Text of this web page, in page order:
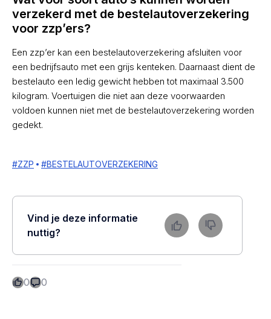
verzekerd met de bestelautoverzekering
voor zzp’ers?
Een zzp’er kan een bestelautoverzekering afsluiten voor
een bedrijfsauto met een grijs kenteken. Daarnaast dient de
bestelauto een ledig gewicht hebben tot maximaal 3.500
kilogram. Voertuigen die niet aan deze voorwaarden
voldoen kunnen niet met de bestelautoverzekering worden
gedekt.
#ZZP #BESTELAUTOVERZEKERING
Vind je deze informatie
nuttig?
0 0